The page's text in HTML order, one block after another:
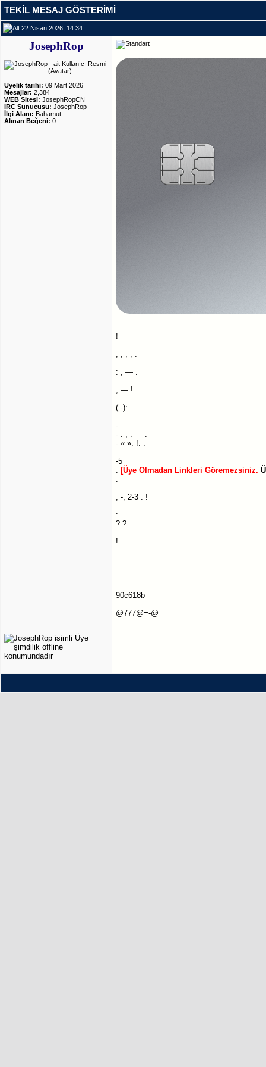
TEKIL MESAJ GÖSTERIMI
22 Nisan 2026, 14:34
JosephRop
Üyelik tarihi: 09 Mart 2026
Mesajlar: 2,384
WEB Sitesi: JosephRopCN
IRC Sunucusu: JosephRop
İlgi Alanı: Bahamut
Alınan Beğeni: 0
!
, , , , .
: , — .
, — ! .
( -):
- . . .
- . , . — .
- « ». !. .
-5
. [Üye Olmadan Linkleri Göremezsiniz.
.
, -, 2-3 . !
:
? ?
!
90c618b
@777@=-@